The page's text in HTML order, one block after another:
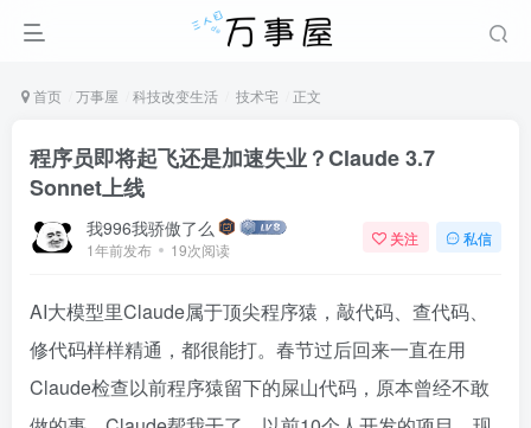
首页 万事屋 科技改变生活 技术宅 正文
程序员即将起飞还是加速失业？Claude 3.7
Sonnet上线
我996我骄傲了么
1年前发布 19次阅读
关注 私信
AI大模型里Claude属于顶尖程序猿，敲代码、查代码、
修代码样样精通，都很能打。春节过后回来一直在用
Claude检查以前程序猿留下的屎山代码，原本曾经不敢